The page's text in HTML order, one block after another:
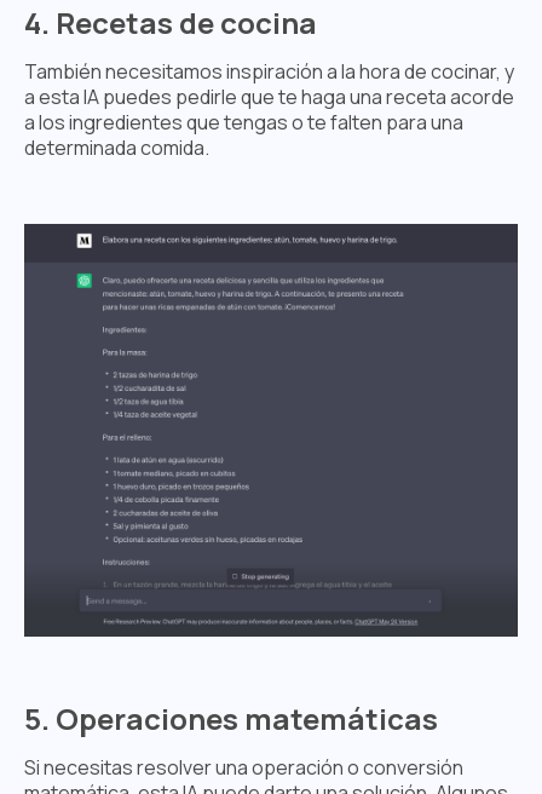
4. Recetas de cocina
También necesitamos inspiración a la hora de cocinar, y
a esta IA puedes pedirle que te haga una receta acorde
a los ingredientes que tengas o te falten para una
determinada comida.
5. Operaciones matemáticas
Si necesitas resolver una operación o conversión